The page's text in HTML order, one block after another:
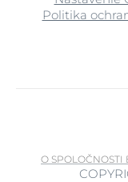
Politika
O SPOLOČNOSTI